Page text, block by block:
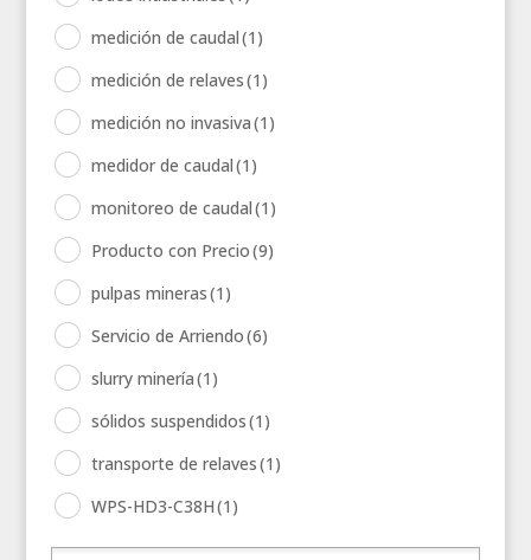
medición de caudal(1)
medición de relaves(1)
medición no invasiva(1)
medidor de caudal(1)
monitoreo de caudal(1)
Producto con Precio(9)
pulpas mineras(1)
Servicio de Arriendo(6)
slurry minería(1)
sólidos suspendidos(1)
transporte de relaves(1)
WPS-HD3-C38H(1)